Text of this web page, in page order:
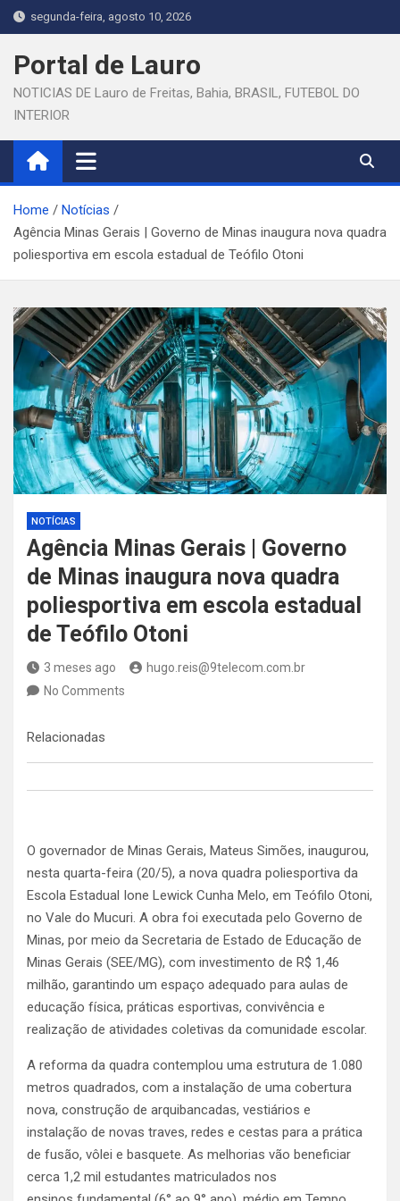
Skip
to
content
segunda-feira, agosto 10, 2026
Portal de Lauro
NOTICIAS DE Lauro de Freitas, Bahia, BRASIL, FUTEBOL DO
INTERIOR
Home
Notícias
Agência Minas Gerais | Governo de Minas inaugura nova quadra
poliesportiva em escola estadual de Teófilo Otoni
NOTÍCIAS
Agência Minas Gerais | Governo
de Minas inaugura nova quadra
poliesportiva em escola estadual
de Teófilo Otoni
3 meses ago
hugo.reis@9telecom.com.br
No Comments
Relacionadas
O governador de Minas Gerais, Mateus Simões, inaugurou,
nesta quarta-feira (20/5), a nova quadra poliesportiva da
Escola Estadual Ione Lewick Cunha Melo, em Teófilo Otoni,
no Vale do Mucuri. A obra foi executada pelo Governo de
Minas, por meio da Secretaria de Estado de Educação de
Minas Gerais (SEE/MG), com investimento de R$ 1,46
milhão, garantindo um espaço adequado para aulas de
educação física, práticas esportivas, convivência e
realização de atividades coletivas da comunidade escolar.
A reforma da quadra contemplou uma estrutura de 1.080
metros quadrados, com a instalação de uma cobertura
nova, construção de arquibancadas, vestiários e
instalação de novas traves, redes e cestas para a prática
de fusão, vôlei e basquete. As melhorias vão beneficiar
cerca 1,2 mil estudantes matriculados nos